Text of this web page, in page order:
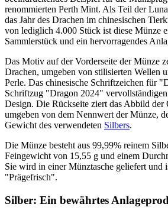
renommierten Perth Mint. Als Teil der
das Jahr des Drachen im chinesischen
von lediglich 4.000 Stück ist diese Münze
Sammlerstück und ein hervorragendes
Das Motiv auf der Vorderseite der Münze
Drachen, umgeben von stilisierten Wellen
Perle. Das chinesische Schriftzeichen für
Schriftzug "Dragon 2024"
Design. Die Rückseite ziert das Abbild der
umgeben von dem Nennwert der Münze,
Gewicht des verwendeten Silbers.
Die Münze besteht aus 99,99% reinem
Feingewicht von 15,55 g und einem
Sie wird in einer Münztasche geliefert und
"Prägefrisch".
Silber: Ein bewährtes